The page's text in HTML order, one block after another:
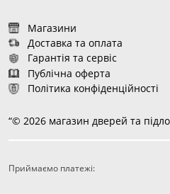
Магазини
Доставка та оплата
Гарантія та сервіс
Публічна оферта
Політика конфіденційності
“© 2026 магазин дверей та
Приймаємо платежі: